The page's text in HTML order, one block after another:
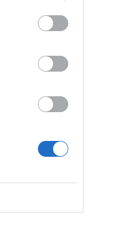
Il Gruppo Elite di